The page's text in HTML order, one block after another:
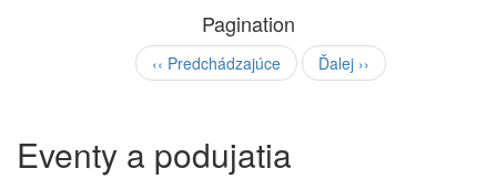
Pagination
‹‹ Predchádzajúce Ďalej ››
Eventy a podujatia